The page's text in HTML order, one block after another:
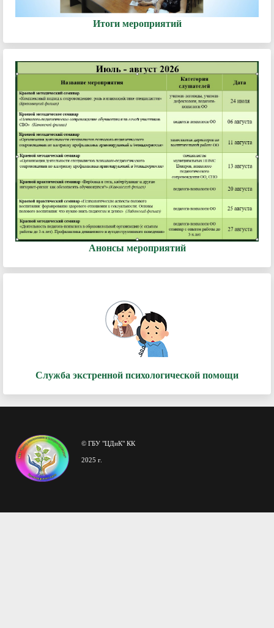
Итоги мероприятий
Анонсы мероприятий
Служба экстренной психологической помощи
© ГБУ "ЦДиК" КК
2025 г.